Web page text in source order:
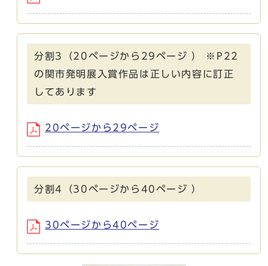
分割3（20ページから29ページ ） ※P22
の関市発明展入賞作品は正しい内容に訂正
してあります
20ページから29ページ
分割4（30ページから40ページ ）
30ページから40ページ